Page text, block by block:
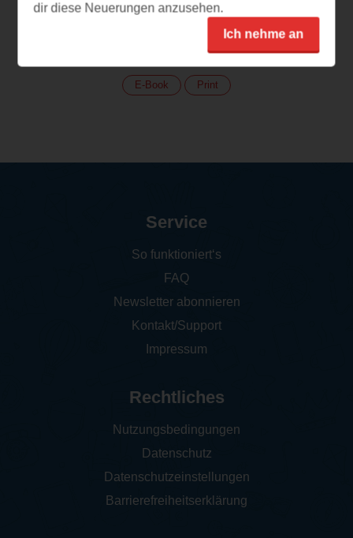
Palast der Finsternis
(305)
E-Book Print
dir diese Neuerungen anzusehen.
Ich nehme an
Service
So funktioniert‘s
FAQ
Newsletter abonnieren
Kontakt/Support
Impressum
Rechtliches
Nutzungsbedingungen
Datenschutz
Datenschutzeinstellungen
Barrierefreiheitserklärung